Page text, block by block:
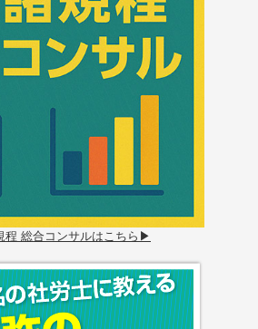
程 総合コンサルはこちら▶